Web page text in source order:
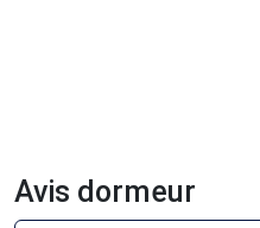
Avis dormeur